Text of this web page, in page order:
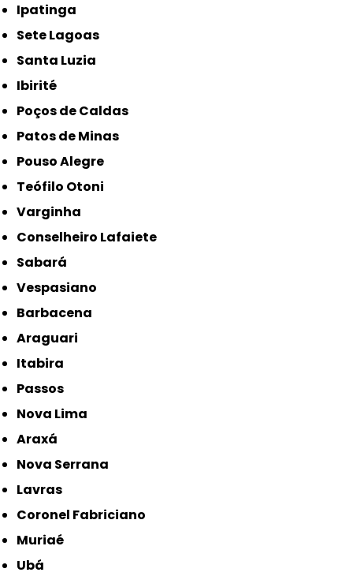
Ipatinga
Sete Lagoas
Santa Luzia
Ibirité
Poços de Caldas
Patos de Minas
Pouso Alegre
Teófilo Otoni
Varginha
Conselheiro Lafaiete
Sabará
Vespasiano
Barbacena
Araguari
Itabira
Passos
Nova Lima
Araxá
Nova Serrana
Lavras
Coronel Fabriciano
Muriaé
Ubá